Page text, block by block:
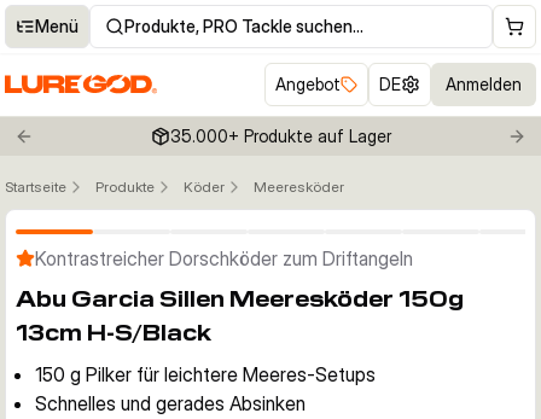
Menü Produkte, PRO Tackle suchen…
Angebot DE Anmelden
Previous slide 35.000+ Produkte auf Lager
Startseite Produkte Köder Meeresköder
Klicken um Zoom zu aktivieren
Kontrastreicher Dorschköder zum Driftangeln
Abu Garcia Sillen Meeresköder 150g
13cm H-S/Black
150 g Pilker für leichtere Meeres-Setups
Schnelles und gerades Absinken